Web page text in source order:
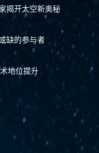
揭开太空新奥秘
缺的参与者
地位提升